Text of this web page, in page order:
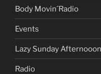
Body Movin´Radio
Events
Lazy Sunday Afternooon
Radio